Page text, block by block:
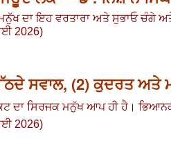
ਦਾ ਇਹ ਵਰਤਾਰਾ ਅਤੇ ਸੁਭਾਓ ਚੰਗੇ
2026)
ਸਵਾਲ, (2) ਕੁਦਰਤ ਅਤੇ
ਦਾ ਸਿਰਜਕ ਮਨੁੱਖ ਆਪ ਹੀ ਹੈ ।
2026)